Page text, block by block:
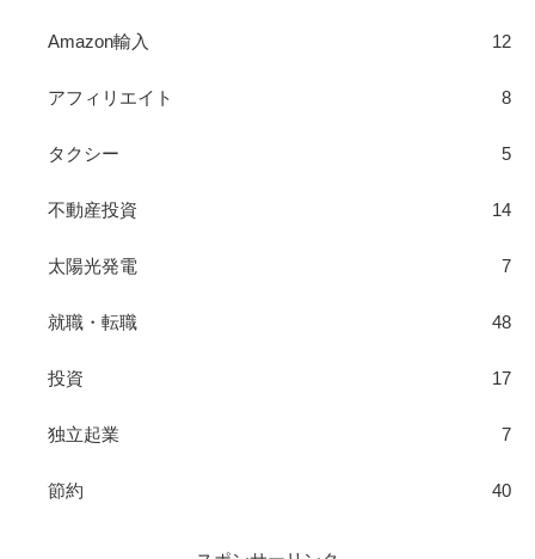
Amazon輸入 12
アフィリエイト 8
タクシー 5
不動産投資 14
太陽光発電 7
就職・転職 48
投資 17
独立起業 7
節約 40